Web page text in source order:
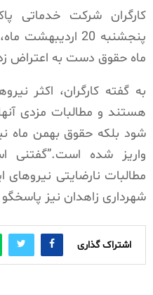
کارگران شرکت خدماتی
پنجشنبه 20
ماه حقوق دست به اعتراض
به گفته کارگران، اکثر
هستند و مطالبات مزدی
شود بلکه حقوق بهمن ماه
واریز شده است.”گفتنی
مطالبات نارضایتی
شهرداری زاهدان نیز
اشتراک گذاری